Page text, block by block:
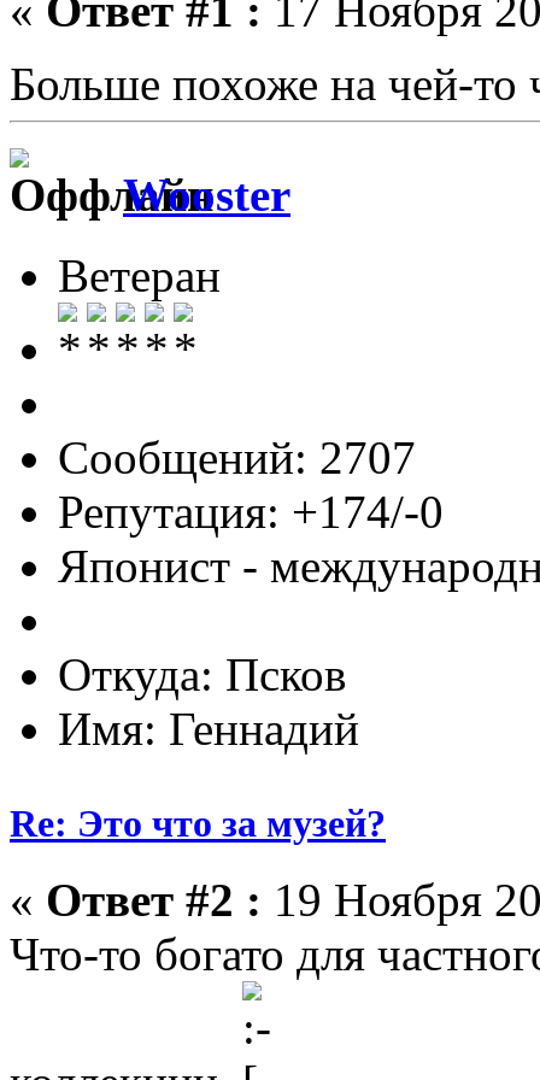
Больше похоже на чей-
Wooster
Ветеран
Сообщений: 2707
Репутация: +174/-0
Японист -
Откуда: Псков
Имя: Геннадий
Re: Это что за музей?
« Ответ #2 : 19 Ноября
Что-то богато для